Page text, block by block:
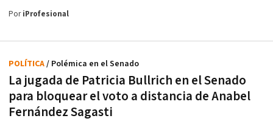
PoriProfesional
La jugada de Patricia Bullrich en el Senado
para bloquear el voto a distancia de Anabel
Fernández Sagasti
POLÍTICA/ Polémica en el Senado